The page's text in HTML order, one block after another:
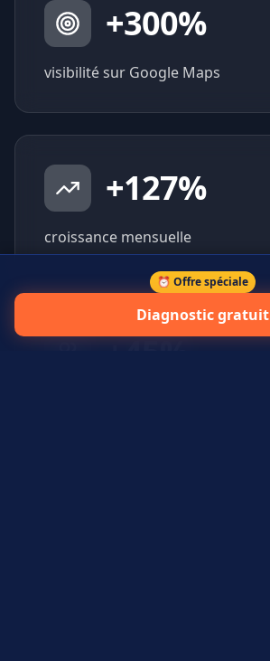
+300%
visibilité sur Google Maps
+127%
croissance mensuelle
+45%
⏰ Offre spéciale
Diagnostic gratuit